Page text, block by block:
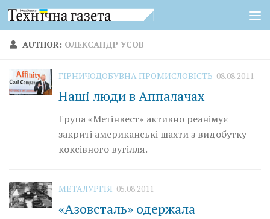
Skip to content
AUTHOR: ОЛЕКСАНДР УСОВ
ГІРНИЧОДОБУВНА ПРОМИСЛОВІСТЬ 08.08.2011
Наші люди в Аппалачах
Група «Метінвест» активно реанімує
закриті американські шахти з видобутку
коксівного вугілля.
МЕТАЛУРГІЯ 05.08.2011
«Азовсталь» одержала